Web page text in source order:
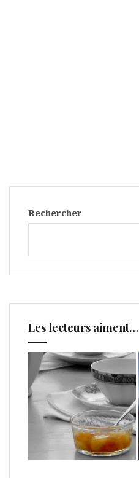
Rechercher
Les lecteurs aiment…